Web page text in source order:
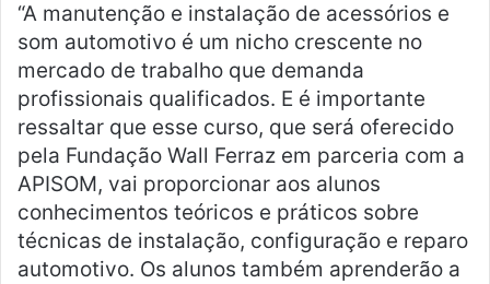
“A manutenção e instalação de acessórios e
som automotivo é um nicho crescente no
mercado de trabalho que demanda
profissionais qualificados. E é importante
ressaltar que esse curso, que será oferecido
pela Fundação Wall Ferraz em parceria com a
APISOM, vai proporcionar aos alunos
conhecimentos teóricos e práticos sobre
técnicas de instalação, configuração e reparo
automotivo. Os alunos também aprenderão a